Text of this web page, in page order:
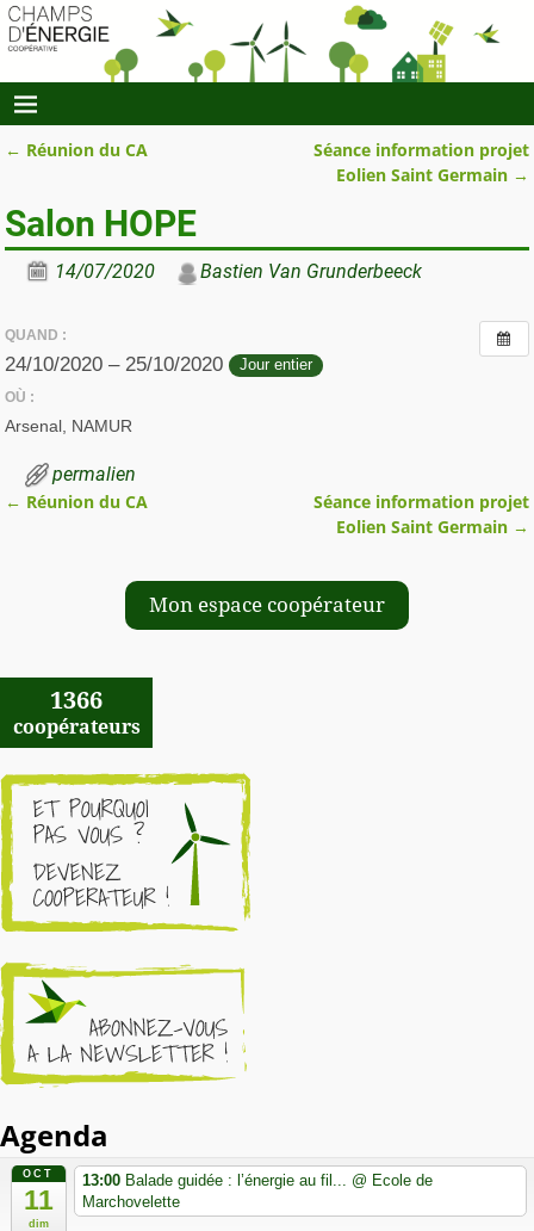
← Réunion du CA
Séance information projet
Eolien Saint Germain →
Salon HOPE
14/07/2020 Bastien Van Grunderbeeck
QUAND :
24/10/2020 – 25/10/2020 Jour entier
OÙ :
Arsenal, NAMUR
permalien
← Réunion du CA
Séance information projet
Eolien Saint Germain →
Mon espace coopérateur
1366
coopérateurs
Agenda
OCT
11
dim
13:00 Balade guidée : l’énergie au fil... @ Ecole de
Marchovelette